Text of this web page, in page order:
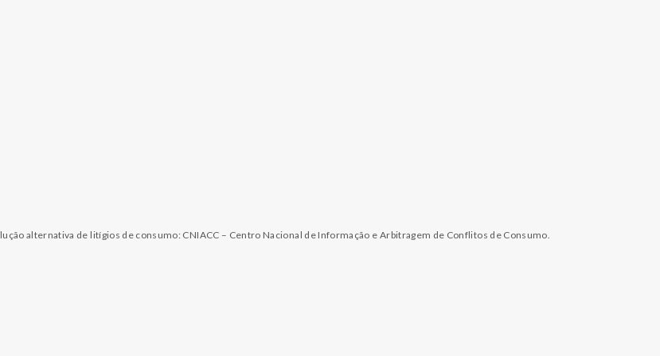
alternativa de litígios de consumo: CNIACC – Centro Nacional de Informação e Arbitragem de Conflitos de Consumo.